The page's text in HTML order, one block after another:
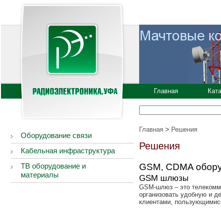
Главная
Оборудование связи
Кабельная инфраструктура
ТВ оборудование и
материалы
Главная > Решения
Решения
GSM, CDMA
GSM шлюзы
GSM-шлюз – это
организовать удобную и
клиентами,